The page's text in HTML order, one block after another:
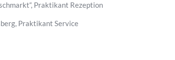
Praktikant Rezeption
Praktikant Service